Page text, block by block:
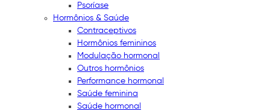
Psoríase
Hormônios & Saúde
Contraceptivos
Hormônios femininos
Modulação hormonal
Outros hormônios
Performance hormonal
Saúde feminina
Saúde hormonal